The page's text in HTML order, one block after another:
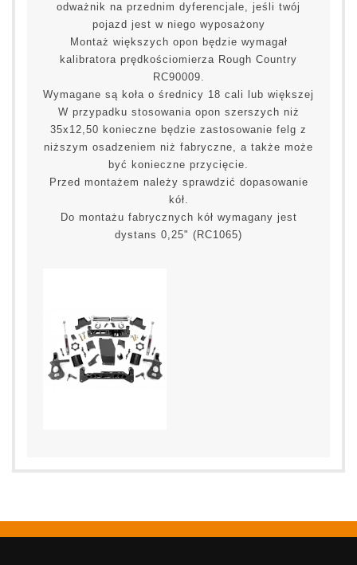
odważnik na przednim dyferencjale, jeśli twój
pojazd jest w niego wyposażony
Montaż większych opon będzie wymagał
kalibratora prędkościomierza Rough Country
RC90009.
Wymagane są koła o średnicy 18 cali lub większej
W przypadku stosowania opon szerszych niż
35x12,50 konieczne będzie zastosowanie felg z
niższym osadzeniem niż fabryczne, a także może
być konieczne przycięcie.
Przed montażem należy sprawdzić dopasowanie
kół.
Do montażu fabrycznych kół wymagany jest
dystans 0,25" (RC1065)